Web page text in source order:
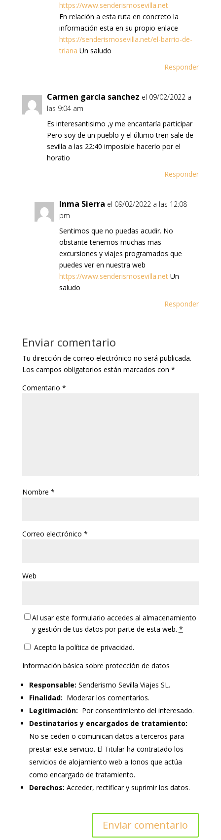
https://www.senderismosevilla.net
En relación a esta ruta en concreto la
información esta en su propio enlace
https://senderismosevilla.net/el-barrio-de-
triana Un saludo
Responder
Carmen garcia sanchez el 09/02/2022 a
las 9:04 am
Es interesantisimo ,y me encantaría participar
Pero soy de un pueblo y el último tren sale de
sevilla a las 22:40 imposible hacerlo por el
horatio
Responder
Inma Sierra el 09/02/2022 a las 12:08
pm
Sentimos que no puedas acudir. No
obstante tenemos muchas mas
excursiones y viajes programados que
puedes ver en nuestra web
https://www.senderismosevilla.netUn
saludo
Responder
Enviar comentario
Tu dirección de correo electrónico no será publicada.
Los campos obligatorios están marcados con *
Comentario *
Nombre *
Correo electrónico *
Web
Al usar este formulario accedes al almacenamiento
y gestión de tus datos por parte de esta web. *
Acepto la política de privacidad.
Información básica sobre protección de datos
Responsable: Senderismo Sevilla Viajes SL.
Finalidad: Moderar los comentarios.
Legitimación: Por consentimiento del interesado.
Destinatarios y encargados de tratamiento:
No se ceden o comunican datos a terceros para
prestar este servicio. El Titular ha contratado los
servicios de alojamiento web a Ionos que actúa
como encargado de tratamiento.
Derechos: Acceder, rectificar y suprimir los datos.